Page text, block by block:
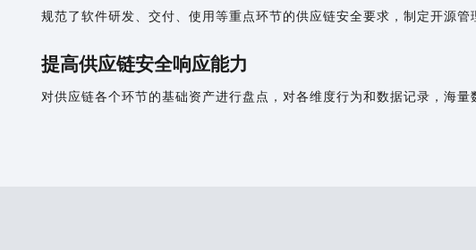
规范了软件研发、交付、使用等重点环节的供应链安全要求，制定开源
提高供应链安全响应能力
对供应链各个环节的基础资产进行盘点，对各维度行为和数据记录，海